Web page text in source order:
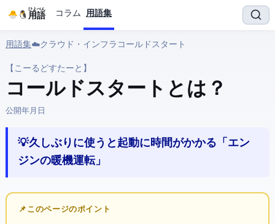
IT用語
ひよぺん コラム 用語集
用語集› ☁️ クラウド・インフラ › コールドスタート
【こーるどすたーと】
コールドスタート とは？
公開:2026年3月23日
💡 久しぶりに使うと起動に時間がかかる「エン
ジンの暖機運転」
📌 このページのポイント